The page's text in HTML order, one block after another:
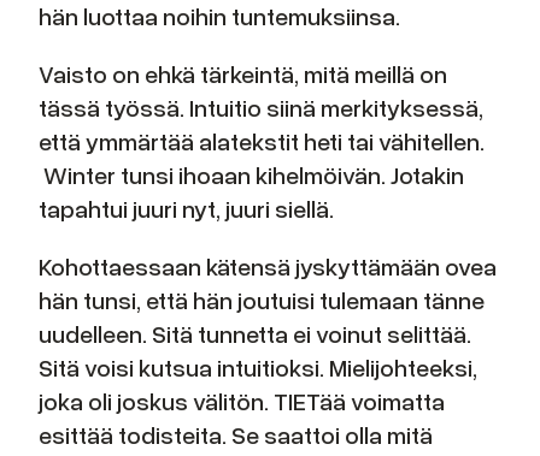
hän luottaa noihin tuntemuksiinsa.
Vaisto on ehkä tärkeintä, mitä meillä on
tässä työssä. Intuitio siinä merkityksessä,
että ymmärtää alatekstit heti tai vähitellen.
Winter tunsi ihoaan kihelmöivän. Jotakin
tapahtui juuri nyt, juuri siellä.
Kohottaessaan kätensä jyskyttämään ovea
hän tunsi, että hän joutuisi tulemaan tänne
uudelleen. Sitä tunnetta ei voinut selittää.
Sitä voisi kutsua intuitioksi. Mielijohteeksi,
joka oli joskus välitön. TIETää voimatta
esittää todisteita. Se saattoi olla mitä